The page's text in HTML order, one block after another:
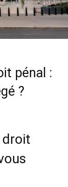
pénal :
?
droit